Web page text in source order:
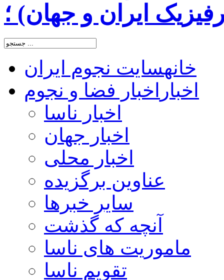
ایران و جهان) ؛
خانهسایت نجوم ایران
اخبار اخبار فضا و نجوم
اخبار ناسا
اخبار جهان
اخبار محلی
عناوین برگزیده
سایر خبرها
آنچه که گذشت
ماموریت های ناسا
تقویم ناسا